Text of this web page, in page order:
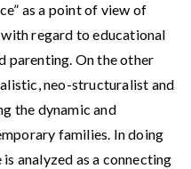
as a point of view of
regard to educational
parenting. On the other
neo-structuralist and
the dynamic and
families. In doing
analyzed as a connecting